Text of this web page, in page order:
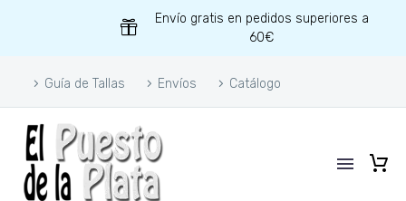
Envío gratis en pedidos superiores a
60€
Guía de Tallas Envíos Catálogo